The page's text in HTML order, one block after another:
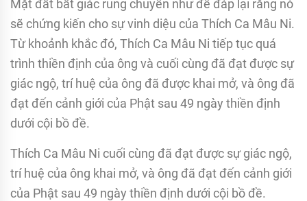
Mặt đất bất giác rung chuyển như để đáp lại rằng nó
sẽ chứng kiến cho sự vinh diệu của Thích Ca Mâu Ni.
Từ khoảnh khắc đó, Thích Ca Mâu Ni tiếp tục quá
trình thiền định của ông và cuối cùng đã đạt được sự
giác ngộ, trí huệ của ông đã được khai mở, và ông đã
đạt đến cảnh giới của Phật sau 49 ngày thiền định
dưới cội bồ đề.
Thích Ca Mâu Ni cuối cùng đã đạt được sự giác ngộ,
trí huệ của ông khai mở, và ông đã đạt đến cảnh giới
của Phật sau 49 ngày thiền định dưới cội bồ đề.